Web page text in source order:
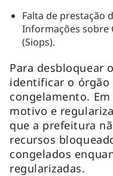
Falta de prestação
Informações sobre
(Siops).
Para desbloquear
identificar o
congelamento.
motivo e
que a prefeitura
recursos
congelados
regularizadas.